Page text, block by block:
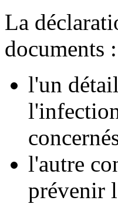
La
documents :
l'un
l'autre
prévenir